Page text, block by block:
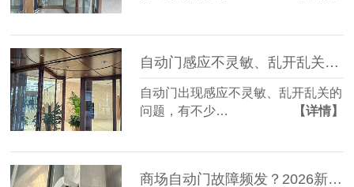
自动门感应不灵敏、乱开乱关？维修师傅不愿透露的3个“零成本”排查法！
自动门出现感应不灵敏、乱开乱关的
问题，有不少…
【详情】
商场自动门故障频发？2026新维修保养指南，省下50%维修费